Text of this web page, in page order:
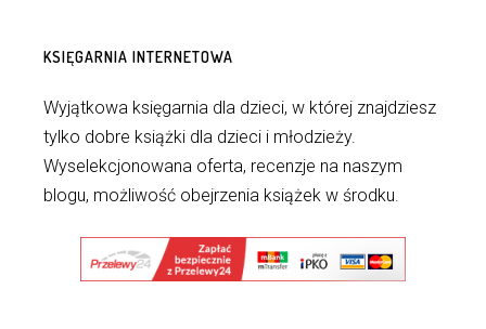
KSIĘGARNIA INTERNETOWA
Wyjątkowa księgarnia dla dzieci, w której znajdziesz
tylko dobre książki dla dzieci i młodzieży.
Wyselekcjonowana oferta, recenzje na naszym
blogu, możliwość obejrzenia książek w środku.